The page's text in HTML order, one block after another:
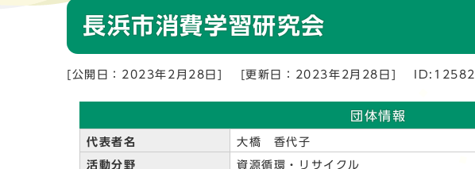
長浜市消費学習研究会
[公開日：2023年2月28日] [更新日：2023年2月28日] ID:12582
団体情報
代表者名 大橋 香代子
活動分野 資源循環・リサイクル